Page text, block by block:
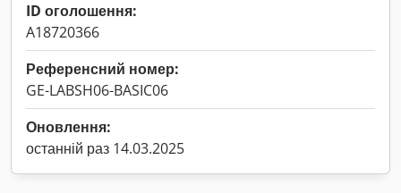
ID оголошення:
A18720366
Референсний номер:
GE-LABSH06-BASIC06
Оновлення:
останній раз 14.03.2025